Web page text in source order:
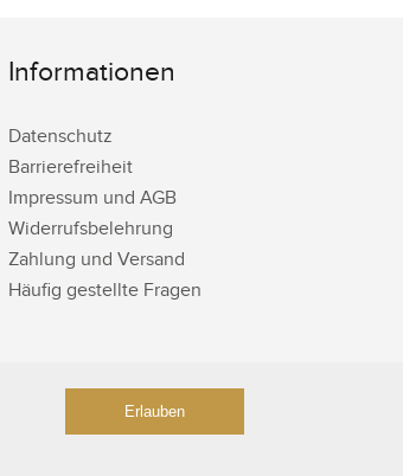
Informationen
Datenschutz
Barrierefreiheit
Impressum und AGB
Widerrufsbelehrung
Zahlung und Versand
Häufig gestellte Fragen
Erlauben